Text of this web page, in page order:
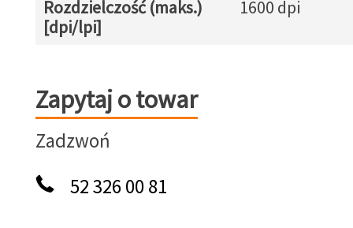
Rozdzielczość (maks.)
[dpi/lpi]
1600 dpi
Zapytaj o towar
Zapytaj o towar
Zadzwoń
52 326 00 81